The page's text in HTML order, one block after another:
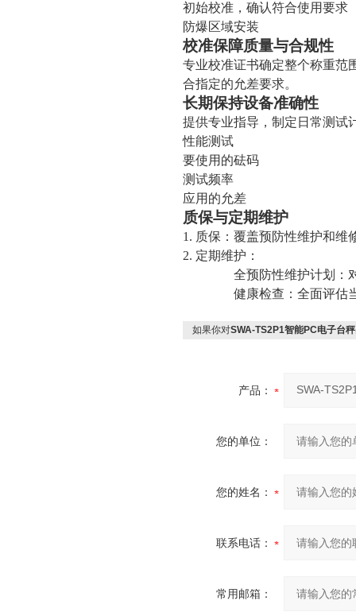
初始校准，确认符合使用要求
防爆区域安装
校准保障质量与合规性
专业校准证书确定整个称重范
合指定的允差要求。
长期保持设备准确性
提供专业指导，制定日常测试
性能测试
要使用的砝码
测试频率
应用的允差
质保与定期维护
1. 质保：覆盖预防性维护和维
2. 定期维护：
全预防性维护计划：
健康检查：全面评估
如果你对SWA-TS2P1智能PC电子台秤
产品：
您的单位：
您的姓名：
联系电话：
常用邮箱：